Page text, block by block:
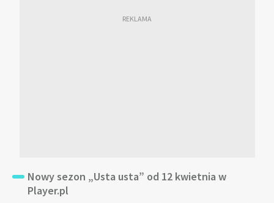
Nowy sezon „Usta usta” od 12 kwietnia w
Player.pl